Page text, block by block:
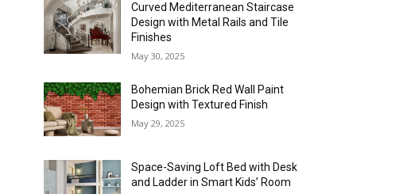
Curved Mediterranean Staircase
Design with Metal Rails and Tile
Finishes
May 30, 2025
Bohemian Brick Red Wall Paint
Design with Textured Finish
May 29, 2025
Space-Saving Loft Bed with Desk
and Ladder in Smart Kids’ Room